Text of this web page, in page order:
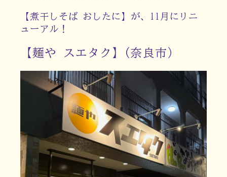
【煮干しそば おしたに】が、11月にリニ
ューアル！
【麺や スエタク】(奈良市）